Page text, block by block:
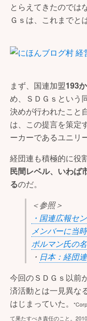
とらえてきたのでは
Ｇｓは、これまでと
まず、国連加盟193
め、ＳＤＧｓという
決めが行われたこと
は、この提言を策定
ーカーであるユニリ
経団連も積極的に役
民間レベル、いわば
るのだ。
＜参照＞
・国連広報セ
メンバーに当
ポルマン氏の
・ 日本：経団
今回のＳＤＧｓ以前
済活動とは一見異な
はじまっていた。
て果たすべき責任のこと。